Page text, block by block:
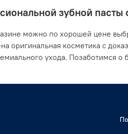
зубной пасты
можно по хорошей цене
оригинальная косметика с
ухода. Позаботимся